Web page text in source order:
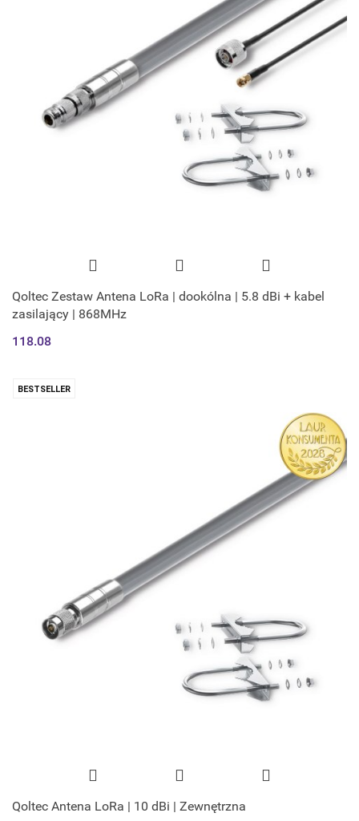
Qoltec Zestaw Antena LoRa | dookólna | 5.8 dBi + kabel
zasilający | 868MHz
118.08
BESTSELLER
Qoltec Antena LoRa | 10 dBi | Zewnętrzna